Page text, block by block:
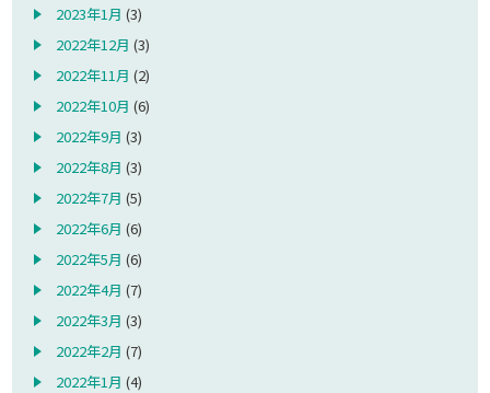
2023年1月 (3)
2022年12月 (3)
2022年11月 (2)
2022年10月 (6)
2022年9月 (3)
2022年8月 (3)
2022年7月 (5)
2022年6月 (6)
2022年5月 (6)
2022年4月 (7)
2022年3月 (3)
2022年2月 (7)
2022年1月 (4)